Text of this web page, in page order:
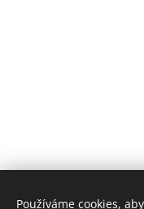
Používáme cookies,